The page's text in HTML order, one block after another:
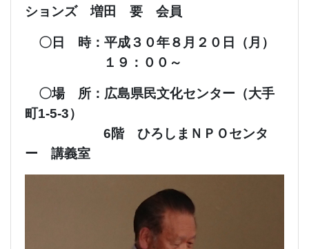
ションズ 増田 要 会員
〇日 時：平成３０年８月２ ０日（月）
１９：００～
〇場 所：広島県民文化センター（大手
町1-5-3）
6階 ひろしまＮＰＯセンタ
ー 講義室